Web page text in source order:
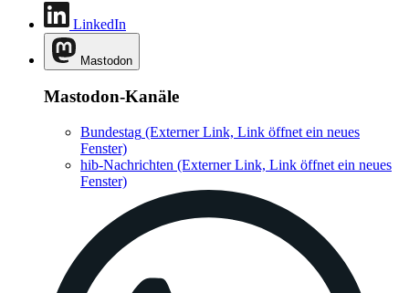
LinkedIn
Mastodon
Mastodon-Kanäle
Bundestag (Externer Link, Link öffnet ein neues
Fenster)
hib-Nachrichten (Externer Link, Link öffnet ein neues
Fenster)